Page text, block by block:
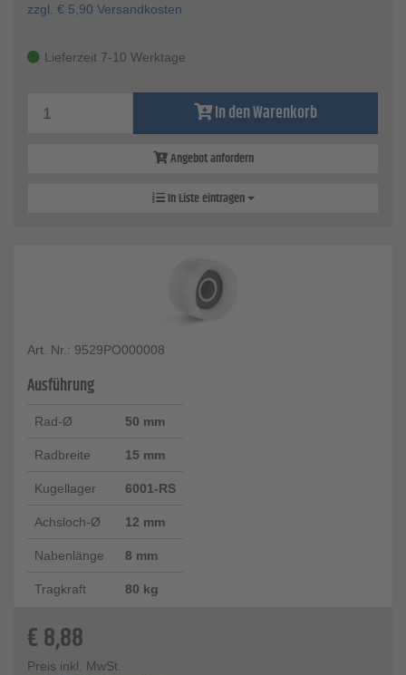
zzgl. € 5,90 Versandkosten
Lieferzeit 7-10 Werktage
In den Warenkorb
Angebot anfordern
In Liste eintragen
Art. Nr.: 9529PO000008
Ausführung
Rad-Ø 50 mm
Radbreite 15 mm
Kugellager 6001-RS
Achsloch-Ø 12 mm
Nabenlänge 8 mm
Tragkraft 80 kg
€8,88
Preis inkl. MwSt.